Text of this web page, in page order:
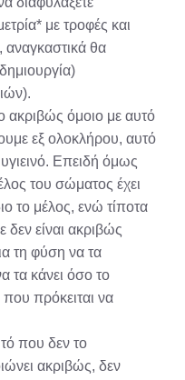
με τροφές και
θα
ακριβώς όμοιο με αυτό
εξ ολοκλήρου, αυτό
Επειδή όμως
του σώματος έχει
το μέλος, ενώ τίποτα
είναι ακριβώς
τη φύση να τα
τα κάνει όσο το
πρόκειται να
που δεν το
ακριβώς, δεν